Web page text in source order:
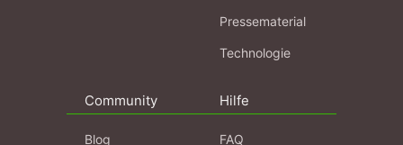
Pressematerial
Technologie
Community
Blog
Hilfe
FAQ